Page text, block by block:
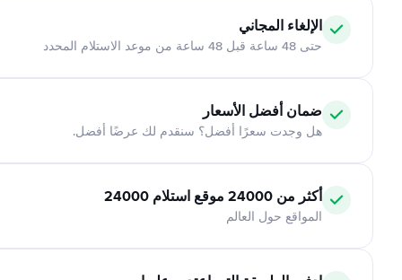
الإلغاء المجاني
حتى 48 ساعة قبل 48 ساعة من موعد الاستلام المحدد
ضمان أفضل الأسعار
هل وجدت سعرًا أفضل؟ سنقدم لك عرضًا أفضل.
أكثر من 24000 موقع استلام 24000
المواقع حول العالم